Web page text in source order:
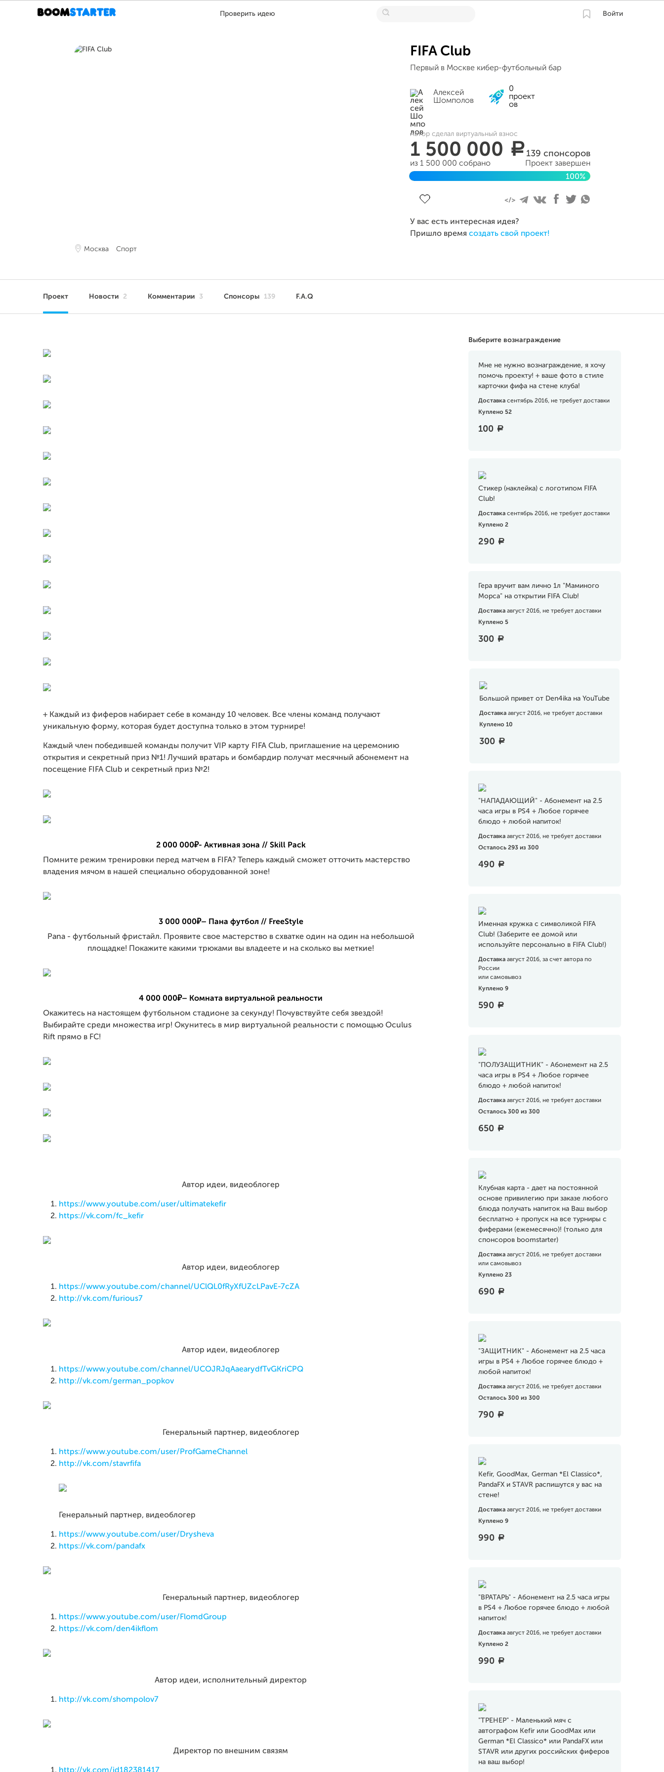
Проверить идею Войти
Москва Спорт
FIFA Club
Первый в Москве кибер-футбольный бар
Алексей
Шомполов
0
проект
ов
Автор сделал виртуальный взнос
1 500 000 a
из 1 500 000 собрано
139 спонсоров
Проект завершен
100%
У вас есть интересная идея?
Пришло время создать свой проект!
Проект Новости 2 Комментарии 3 Спонсоры 139 F.A.Q
Выберите вознаграждение
Мне не нужно вознаграждение, я хочу
помочь проекту! + ваше фото в стиле
карточки фифа на стене клуба!
Доставка сентябрь 2016, не требует доставки
Куплено 52
100 a
Стикер (наклейка) с логотипом FIFA
Club!
Доставка сентябрь 2016, не требует доставки
Куплено 2
290 a
Гера вручит вам лично 1л "Маминого
Морса" на открытии FIFA Club!
Доставка август 2016, не требует доставки
Куплено 5
300 a
Большой привет от Den4ika на YouTube
Доставкаавгуст 2016, не требует доставки
Куплено 10
300 a
"НАПАДАЮЩИЙ" - Абонемент на 2.5
часа игры в PS4 + Любое горячее
блюдо + любой напиток!
Доставка август 2016, не требует доставки
Осталось 293 из 300
490 a
Именная кружка с символикой FIFA
Club! (Заберите ее домой или
используйте персонально в FIFA Club!)
Доставка август 2016, за счет автора по
России
или самовывоз
Куплено 9
590 a
"ПОЛУЗАЩИТНИК" - Абонемент на 2.5
часа игры в PS4 + Любое горячее
блюдо + любой напиток!
Доставка август 2016, не требует доставки
Осталось 300 из 300
650 a
Клубная карта - дает на постоянной
основе привилегию при заказе любого
блюда получать напиток на Ваш выбор
бесплатно + пропуск на все турниры с
фиферами (ежемесячно)! (только для
спонсоров boomstarter)
Доставка август 2016, не требует доставки
или самовывоз
Куплено 23
690 a
"ЗАЩИТНИК" - Абонемент на 2.5 часа
игры в PS4 + Любое горячее блюдо +
любой напиток!
Доставка август 2016, не требует доставки
Осталось 300 из 300
790 a
Kefir, GoodMax, German *El Classico*,
PandaFX и STAVR распишутся у вас на
стене!
Доставка август 2016, не требует доставки
Куплено 9
990 a
"ВРАТАРЬ" - Абонемент на 2.5 часа игры
в PS4 + Любое горячее блюдо + любой
напиток!
Доставка август 2016, не требует доставки
Куплено 2
990 a
"ТРЕНЕР" - Маленький мяч с
автографом Kefir или GoodMax или
German *El Classico* или PandaFX или
STAVR или других российских фиферов
на ваш выбор!
+ Каждый из фиферов набирает себе в команду 10 человек. Все члены команд получают
уникальную форму, которая будет доступна только в этом турнире!
Каждый член победившей команды получит VIP карту FIFA Club, приглашение на церемонию
открытия и секретный приз №1! Лучший вратарь и бомбардир получат месячный абонемент на
посещение FIFA Club и секретный приз №2!
2 000 000₽- Активная зона // Skill Pack
Помните режим тренировки перед матчем в FIFA? Теперь каждый сможет отточить мастерство
владения мячом в нашей специально оборудованной зоне!
3 000 000₽– Пана футбол // FreeStyle
Pana - футбольный фристайл. Проявите свое мастерство в схватке один на один на небольшой
площадке! Покажите какими трюками вы владеете и на сколько вы меткие!
4 000 000₽– Комната виртуальной реальности
Окажитесь на настоящем футбольном стадионе за секунду! Почувствуйте себя звездой!
Выбирайте среди множества игр! Окунитесь в мир виртуальной реальности с помощью Oculus
Rift прямо в FC!
Автор идеи, видеоблогер
https://www.youtube.com/user/ultimatekefir
https://vk.com/fc_kefir
Автор идеи, видеоблогер
https://www.youtube.com/channel/UClQL0fRyXfUZcLPavE-7cZA
http://vk.com/furious7
Автор идеи, видеоблогер
https://www.youtube.com/channel/UCOJRJqAaearydfTvGKriCPQ
http://vk.com/german_popkov
Генеральный партнер, видеоблогер
https://www.youtube.com/user/ProfGameChannel
http://vk.com/stavrfifa
Генеральный партнер, видеоблогер
https://www.youtube.com/user/Drysheva
https://vk.com/pandafx
Генеральный партнер, видеоблогер
https://www.youtube.com/user/FlomdGroup
https://vk.com/den4ikflom
Автор идеи, исполнительный директор
http://vk.com/shompolov7
Директор по внешним связям